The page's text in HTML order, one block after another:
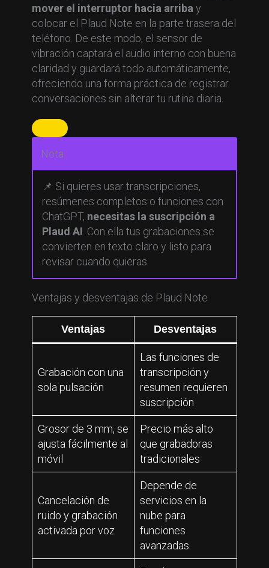
mover el interruptor hacia arribay
colocar el Plaud Note en la parte trasera del
teléfono. De este modo, el sensor de
vibración captará el audio interno con buena
claridad y guardará todo automáticamente,
ofreciendo una forma práctica de registrar
conversaciones sin alterar tu rutina diaria.
Nota
📌 Si quieres usar transcripciones,
resúmenes completos o funciones con
ChatGPT, necesitas la suscripción a
Plaud AI. Con ella tus grabaciones se
convierten en texto claro y listo para
revisar cuando quieras.
Ventajas y desventajas de Plaud Note
Ventajas Desventajas
Grabación con una
sola pulsación
Las funciones de
transcripción y
resumen requieren
suscripción
Grosor de 3 mm, se
ajusta fácilmente al
móvil
Precio más alto
que grabadoras
tradicionales
Cancelación de
ruido y grabación
activada por voz
Depende de
servicios en la
nube para
funciones
avanzadas